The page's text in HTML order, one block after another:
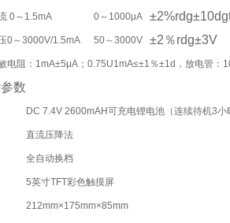
0～1.5mA 0～1000μA
0～3000V/1.5mA 50～3000V ±2％rdg±3V
电阻：1mA±5μA；0.75U1mA≤±1％±1d，放电管：
数
DC 7.4V 2600mAH可充电锂电池（连续待机3小
直流压降法
全自动换档
5英寸TFT彩色触摸屏
212mm×175mm×85mm